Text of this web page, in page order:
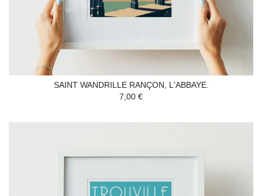
SAINT WANDRILLE RANÇON, L'ABBAYE.
7,00 €